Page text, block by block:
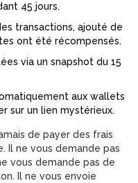
45 jours.
transactions, ajouté de
ont été récompensés.
via un snapshot du 15
aux wallets
sur un lien mystérieux.
de payer des frais
Il ne vous demande pas
vous demande pas de
Il ne vous envoie